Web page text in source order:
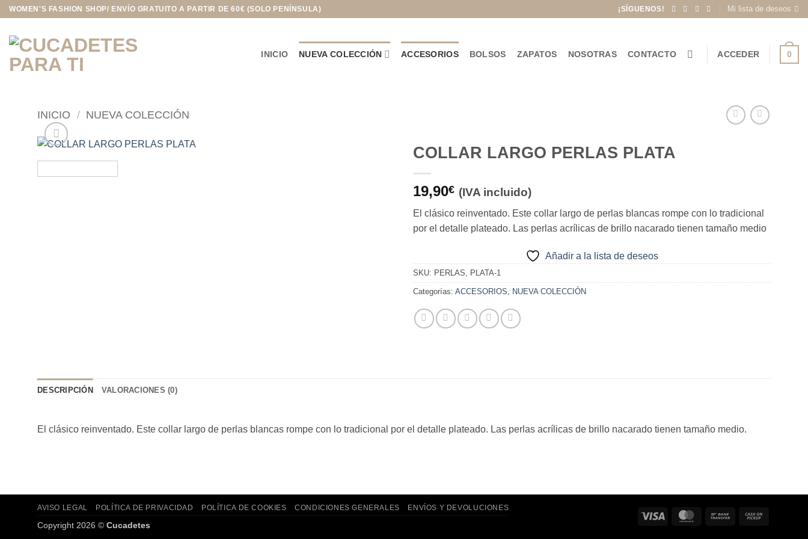
Saltar
contenido
WOMEN'S FASHION SHOP/ ENVÍO GRATUITO A PARTIR DE 60€ (SOLO PENÍNSULA) ¡SÍGUENOS! Mi lista de deseos
INICIO NUEVA COLECCIÓN ACCESORIOS BOLSOS ZAPATOS NOSOTRAS CONTACTO ACCEDER 0
INICIO / NUEVA COLECCIÓN
COLLAR LARGO PERLAS PLATA
19,90€ (IVA incluido)
El clásico reinventado. Este collar largo de perlas blancas rompe con lo tradicional
por el detalle plateado. Las perlas acrílicas de brillo nacarado tienen tamaño medio
Añadir a la lista de deseos
SKU: PERLAS, PLATA-1
Categorías: ACCESORIOS NUEVA COLECCIÓN
DESCRIPCIÓN VALORACIONES (0)
El clásico reinventado. Este collar largo de perlas blancas rompe con lo tradicional por el detalle plateado. Las perlas acrílicas de brillo nacarado tienen tamaño medio.
Visa MasterCardBank
AVISO LEGAL POLÍTICA DE PRIVACIDAD POLÍTICA DE COOKIES CONDICIONES GENERALES ENVÍOS Y DEVOLUCIONES
Copyright 2026 © Cucadetes